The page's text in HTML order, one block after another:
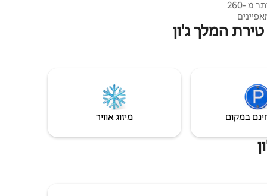
הוא ביתם של משפחת מרפי במשך יותר מ -260
הוא
הקוטג' נמצא ממערב המלך ג'ון
במקום מיזוג אוויר